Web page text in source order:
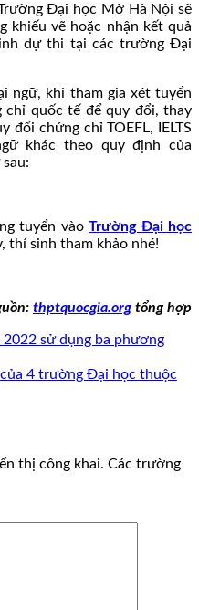
Đại học Mở Hà Nội sẽ
khiếu vẽ hoặc nhận kết quả
dự thi tại các trường Đại
ngữ, khi tham gia xét tuyển
chỉ quốc tế để quy đổi, thay
đổi chứng chỉ TOEFL, IELTS
khác theo quy định của
tuyển vàoTrường Đại học
thí sinh tham khảo nhé!
thptquocgia.orgtổng hợp
2022 sử dụng ba phương
4 trường Đại học thuộc
thị công khai. Các trường